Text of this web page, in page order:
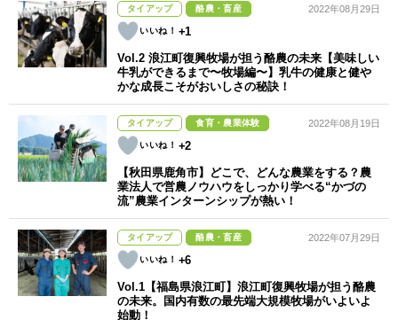
タイアップ 酪農・畜産
+1
2022年08月29日
Vol.2 浪江町復興牧場が担う酪農の未来【美味しい
牛乳ができるまで〜牧場編〜】乳牛の健康と健や
かな成長こそがおいしさの秘訣！
タイアップ 食育・農業体験
+2
2022年08月19日
【秋田県鹿角市】どこで、どんな農業をする？農
業法人で営農ノウハウをしっかり学べる“かづの
流”農業インターンシップが熱い！
タイアップ 酪農・畜産
+6
2022年07月29日
Vol.1【福島県浪江町】浪江町復興牧場が担う酪農
の未来。国内有数の最先端大規模牧場がいよいよ
始動！